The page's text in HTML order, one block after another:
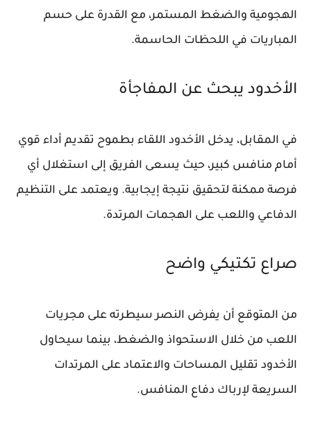
الهجومية والضغط المستمر، مع القدرة على حسم
المباريات في اللحظات الحاسمة.
الأخدود يبحث عن المفاجأة
في المقابل، يدخل الأخدود اللقاء بطموح تقديم أداء قوي
أمام منافس كبير، حيث يسعى الفريق إلى استغلال أي
فرصة ممكنة لتحقيق نتيجة إيجابية. ويعتمد على التنظيم
الدفاعي واللعب على الهجمات المرتدة.
صراع تكتيكي واضح
من المتوقع أن يفرض النصر سيطرته على مجريات
اللعب من خلال الاستحواذ والضغط، بينما سيحاول
الأخدود تقليل المساحات والاعتماد على المرتدات
السريعة لإرباك دفاع المنافس.